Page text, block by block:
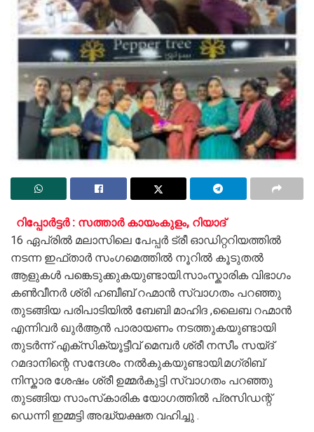
റിപ്പോർട്ടർ : സത്താർ കായംകുളം, റിയാദ്
16 ഏപ്രിൽ മലാസിലെ പേപ്പർ ട്രീ ഓഡിറ്ററിയത്തിൽ
നടന്ന ഇഫ്താർ സംഗമെത്തിൽ നൂറിൽ കൂടുതൽ
ആളുകൾ പങ്കെടുക്കുകയുണ്ടായി.സാംസ്കാരിക വിഭാഗം
കൺവീനർ ശ്രി ഹബീബ് റഹ്മാൻ സ്വാഗതം പറഞ്ഞു
തുടങ്ങിയ പരിപാടിയിൽ ബേബി മാഹിദ ,ലൈബ റഹ്മാൻ
എന്നിവർ ഖുർആൻ പാരായണം നടത്തുകയുണ്ടായി
തുടർന്ന് എക്സിക്യൂട്ടീവ് മെമ്പർ ശ്രീ നസീം സയ്ദ്
റമദാനിന്റെ സന്ദേശം നൽകുകയുണ്ടായി.മഗ്‌രിബ്
നിസ്കാര ശേഷം ശ്രീ ഉമ്മർകുട്ടി സ്വാഗതം പറഞ്ഞു
തുടങ്ങിയ സാംസ്‌കാരിക യോഗത്തിൽ പ്രസിഡന്റ്
ഡെന്നി ഇമ്മട്ടി അദ്ധ്യക്ഷത വഹിച്ചു .